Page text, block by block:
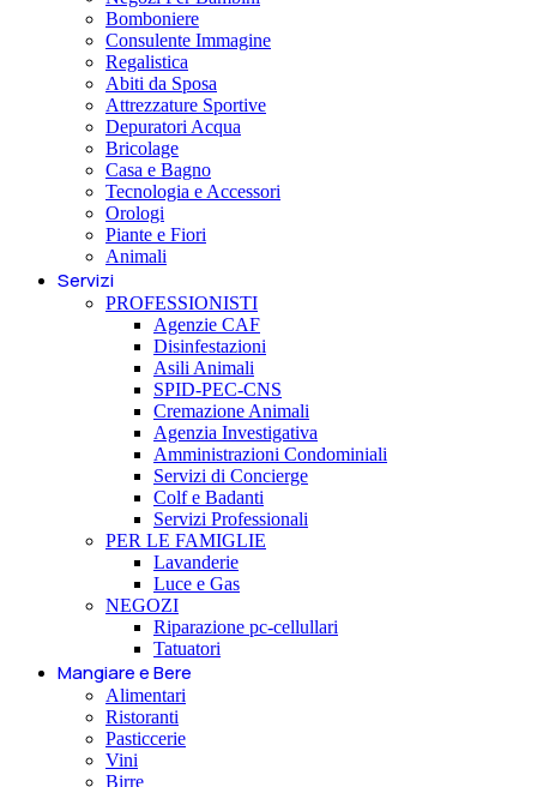
Bomboniere
Consulente Immagine
Regalistica
Abiti da Sposa
Attrezzature Sportive
Depuratori Acqua
Bricolage
Casa e Bagno
Tecnologia e Accessori
Orologi
Piante e Fiori
Animali
Servizi
PROFESSIONISTI
Agenzie CAF
Disinfestazioni
Asili Animali
SPID-PEC-CNS
Cremazione Animali
Agenzia Investigativa
Amministrazioni Condominiali
Servizi di Concierge
Colf e Badanti
Servizi Professionali
PER LE FAMIGLIE
Lavanderie
Luce e Gas
NEGOZI
Riparazione pc-cellullari
Tatuatori
Mangiare e Bere
Alimentari
Ristoranti
Pasticcerie
Vini
Birre